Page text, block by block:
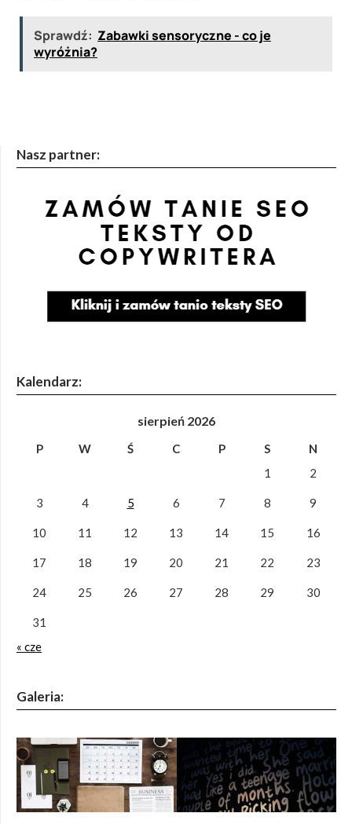
Sprawdź: Zabawki sensoryczne - co je
wyróżnia?
Nasz partner:
Kalendarz:
sierpień 2026
P W Ś C P S
N
1
2
3 4 5 6 7 8 9
10 11 12 13 14 15 16
17 18 19 20 21 22 23
24 25 26 27 28 29 30
31
« cze
Galeria: